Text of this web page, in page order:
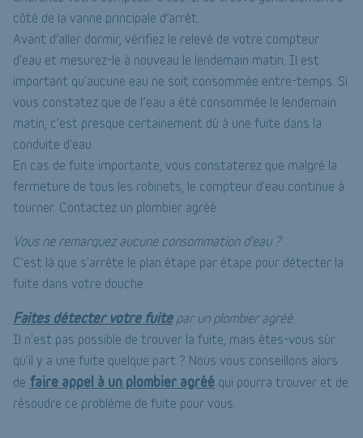
côté de la vanne principale d’arrêt.
Avant d’aller dormir, vérifiez le relevé de votre compteur
d'eau et mesurez-le à nouveau le lendemain matin. Il est
important qu'aucune eau ne soit consommée entre-temps. Si
vous constatez que de l’eau a été consommée le lendemain
matin, c'est presque certainement dû à une fuite dans la
conduite d'eau.
En cas de fuite importante, vous constaterez que malgré la
fermeture de tous les robinets, le compteur d'eau continue à
tourner. Contactez un plombier agréé.
Vous ne remarquez aucune consommation d'eau ?
C'est là que s'arrête le plan étape par étape pour détecter la
fuite dans votre douche.
Faites détecter votre fuitepar un plombier agréé
Il n'est pas possible de trouver la fuite, mais êtes-vous sûr
qu'il y a une fuite quelque part ? Nous vous conseillons alors
de faire appel à un plombier agréé qui pourra trouver et de
résoudre ce problème de fuite pour vous.